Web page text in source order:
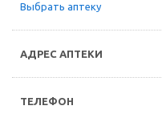
Выбрать аптеку